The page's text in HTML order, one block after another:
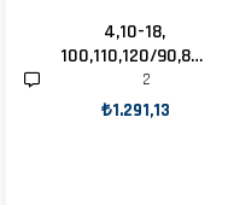
4,10-18,
100,110,120/90,80-
18 Mitas İç Lastik
2
₺1.291,13